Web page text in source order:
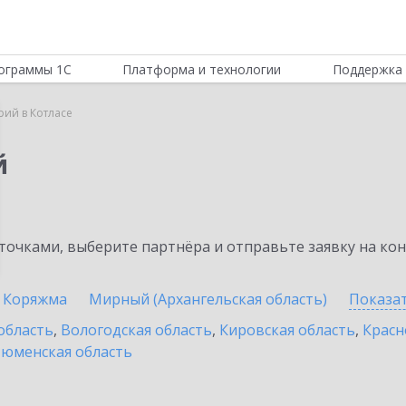
1С Платформа и технологии Поддержка
в Котласе
выберите партнёра и отправьте заявку на
Коряжма Мирный (Архангельская область)
, Вологодская область, Кировская область,
область